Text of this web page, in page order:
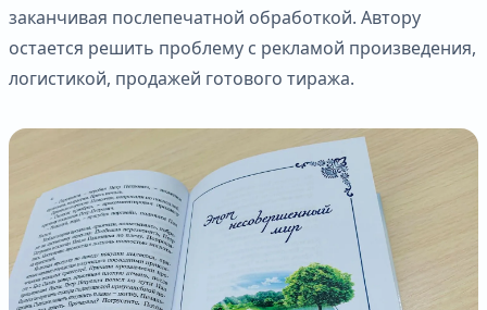
заканчивая послепечатной обработкой. Автору
остается решить проблему с рекламой произведения,
логистикой, продажей готового тиража.